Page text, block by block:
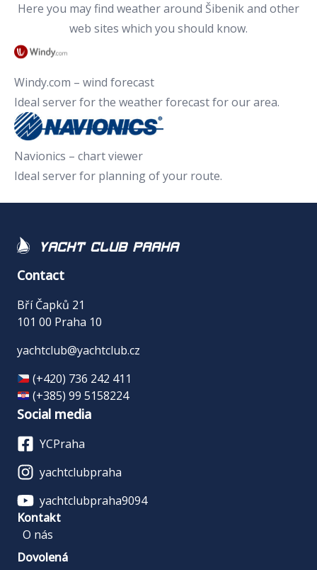
Here you may find weather around Šibenik and other
web sites which you should know.
Windy.com – wind forecast
Ideal server for the weather forecast for our area.
Navionics – chart viewer
Ideal server for planning of your route.
Yacht Club Praha
Contact
Bří Čapků 21
101 00 Praha 10
yachtclub@yachtclub.cz
(+420) 736 242 411
(+385) 99 5158224
Social media
YCPraha
yachtclubpraha
yachtclubpraha9094
Kontakt
O nás
Dovolená